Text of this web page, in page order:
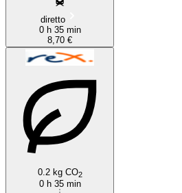
diretto
0 h 35 min
8,70 €
0.2 kg CO2
0 h 35 min